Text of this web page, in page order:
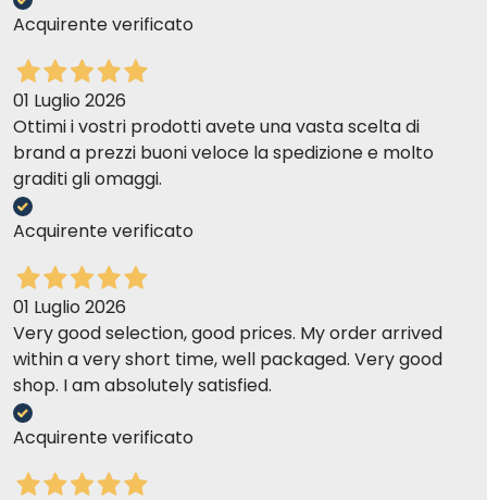
Acquirente verificato
01 Luglio 2026
Ottimi i vostri prodotti avete una vasta scelta di
brand a prezzi buoni veloce la spedizione e molto
graditi gli omaggi.
Acquirente verificato
01 Luglio 2026
Very good selection, good prices. My order arrived
within a very short time, well packaged. Very good
shop. I am absolutely satisfied.
Acquirente verificato